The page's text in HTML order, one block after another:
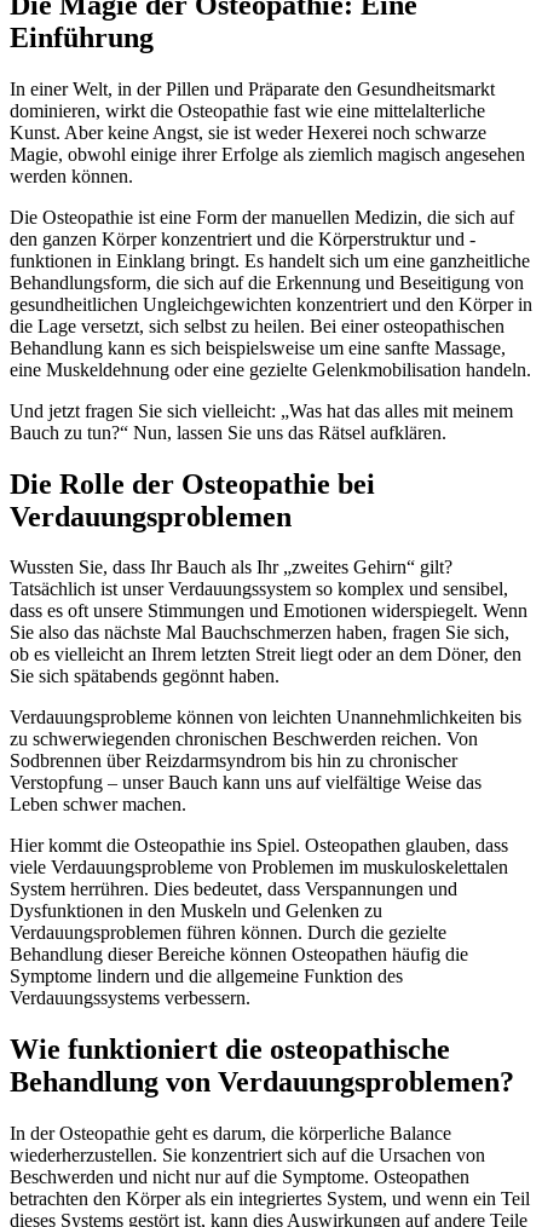
Einführung
In einer Welt, in der Pillen und Präparate den Gesundheitsmarkt
dominieren, wirkt die Osteopathie fast wie eine mittelalterliche
Kunst. Aber keine Angst, sie ist weder Hexerei noch schwarze
Magie, obwohl einige ihrer Erfolge als ziemlich magisch angesehen
werden können.
Die Osteopathie ist eine Form der manuellen Medizin, die sich auf
den ganzen Körper konzentriert und die Körperstruktur und -
funktionen in Einklang bringt. Es handelt sich um eine ganzheitliche
Behandlungsform, die sich auf die Erkennung und Beseitigung von
gesundheitlichen Ungleichgewichten konzentriert und den Körper in
die Lage versetzt, sich selbst zu heilen. Bei einer osteopathischen
Behandlung kann es sich beispielsweise um eine sanfte Massage,
eine Muskeldehnung oder eine gezielte Gelenkmobilisation handeln.
Und jetzt fragen Sie sich vielleicht: „Was hat das alles mit meinem
Bauch zu tun?“ Nun, lassen Sie uns das Rätsel aufklären.
Die Rolle der Osteopathie bei
Verdauungsproblemen
Wussten Sie, dass Ihr Bauch als Ihr „zweites Gehirn“ gilt?
Tatsächlich ist unser Verdauungssystem so komplex und sensibel,
dass es oft unsere Stimmungen und Emotionen widerspiegelt. Wenn
Sie also das nächste Mal Bauchschmerzen haben, fragen Sie sich,
ob es vielleicht an Ihrem letzten Streit liegt oder an dem Döner, den
Sie sich spätabends gegönnt haben.
Verdauungsprobleme können von leichten Unannehmlichkeiten bis
zu schwerwiegenden chronischen Beschwerden reichen. Von
Sodbrennen über Reizdarmsyndrom bis hin zu chronischer
Verstopfung – unser Bauch kann uns auf vielfältige Weise das
Leben schwer machen.
Hier kommt die Osteopathie ins Spiel. Osteopathen glauben, dass
viele Verdauungsprobleme von Problemen im muskuloskelettalen
System herrühren. Dies bedeutet, dass Verspannungen und
Dysfunktionen in den Muskeln und Gelenken zu
Verdauungsproblemen führen können. Durch die gezielte
Behandlung dieser Bereiche können Osteopathen häufig die
Symptome lindern und die allgemeine Funktion des
Verdauungssystems verbessern.
Wie funktioniert die osteopathische
Behandlung von Verdauungsproblemen?
In der Osteopathie geht es darum, die körperliche Balance
wiederherzustellen. Sie konzentriert sich auf die Ursachen von
Beschwerden und nicht nur auf die Symptome. Osteopathen
betrachten den Körper als ein integriertes System, und wenn ein Teil
dieses Systems gestört ist, kann dies Auswirkungen auf andere Teile